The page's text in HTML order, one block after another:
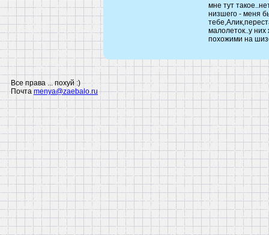
мне тут
низшего - меня
малолеток..у них
похожими на
Все права ... похуй :)
Почта menya@zaebalo.ru